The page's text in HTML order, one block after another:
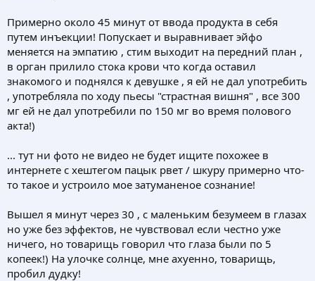
Примерно около 45 минут от ввода продукта в себя
путем инъекции! Попускает и выравнивает эйфо
меняется на эмпатию , стим выходит на передний план ,
в орган прилило стока крови что когда оставил
знакомого и поднялся к девушке , я ей не дал употребить
, употребляла по ходу пьесы "страстная вишня" , все 300
мг ей не дал употребили по 150 мг во время полового
акта!)
... тут ни фото не видео не будет ищите похожее в
интернете с хештегом пацык рвет / шкуру примерно что-
то такое и устроило мое затуманеное сознание!
Вышел я минут через 30 , с маленьким безумеем в глазах
но уже без эффектов, не чувствовал если честно уже
ничего, но товарищь говорил что глаза были по 5
копеек!) На улочке солнце, мне ахуенно, товарищь,
пробил дудку!